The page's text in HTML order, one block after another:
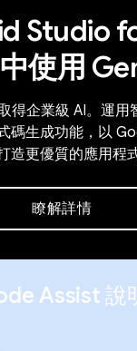
Studio
使用
得企業級 AI。運用
碼生成功能，以
造更優質的應用程式
瞭解詳情
Assist 說